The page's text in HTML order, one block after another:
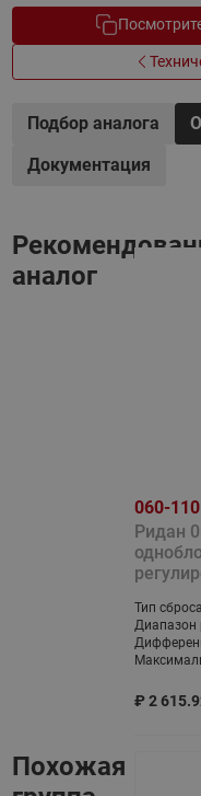
Подбор аналога
Документация
аналог
060-
Ридан
Тип
Диапазон
₽ 2
Похожая